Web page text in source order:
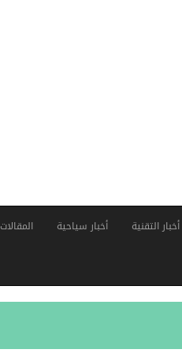
أخبار التقنية أخبار سياحية المقالات